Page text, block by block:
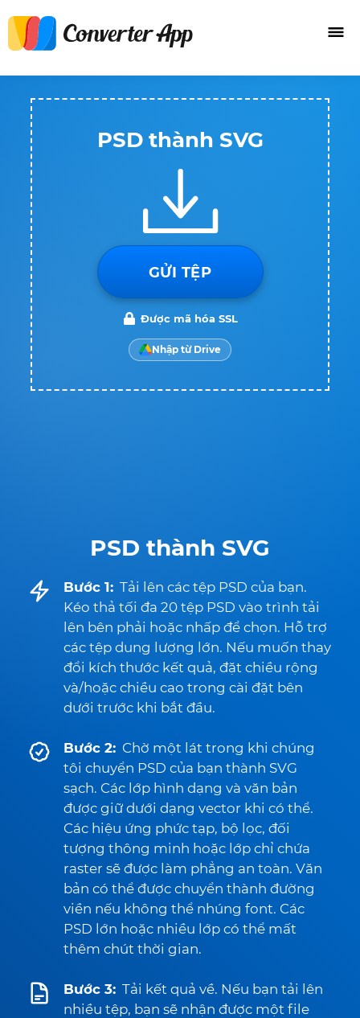
PSD thành SVG
Bước 1: Tải lên các tệp PSD của bạn.
Kéo thả tối đa 20 tệp PSD vào trình tải
lên bên phải hoặc nhấp để chọn. Hỗ trợ
các tệp dung lượng lớn. Nếu muốn thay
đổi kích thước kết quả, đặt chiều rộng
và/hoặc chiều cao trong cài đặt bên
dưới trước khi bắt đầu.
Bước 2: Chờ một lát trong khi chúng
tôi chuyển PSD của bạn thành SVG
sạch. Các lớp hình dạng và văn bản
được giữ dưới dạng vector khi có thể.
Các hiệu ứng phức tạp, bộ lọc, đối
tượng thông minh hoặc lớp chỉ chứa
raster sẽ được làm phẳng an toàn. Văn
bản có thể được chuyển thành đường
viền nếu không thể nhúng font. Các
PSD lớn hoặc nhiều lớp có thể mất
thêm chút thời gian.
Bước 3: Tải kết quả về. Nếu bạn tải lên
nhiều tệp, bạn sẽ nhận được một file
PSD thành SVG
GỬI TỆP
Được mã hóa SSL
Nhập từ Drive